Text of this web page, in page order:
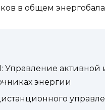
в общем
Управление
энергии